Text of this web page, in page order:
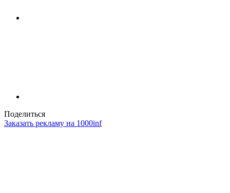
Поделиться
Заказать рекламу на 1000inf